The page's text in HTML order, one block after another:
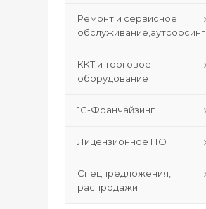
Ремонт и сервисное
обслуживание,аутсорсинг
ККТ и торговое
оборудование
1С-Франчайзинг
Лицензионное ПО
Спецпредложения,
распродажи